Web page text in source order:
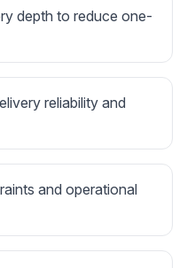
depth to reduce one-
reliability and
and operational